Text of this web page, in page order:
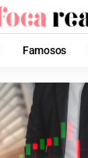
Famosos